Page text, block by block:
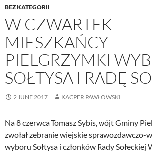
BEZ KATEGORII
W CZWARTEK
MIESZKAŃCY
PIELGRZYMKI
SOŁTYSA I RADĘ
2 JUNE 2017 KACPER PAWŁOWSKI
Na 8 czerwca Tomasz Sybis, wójt Gminy
zwołał zebranie wiejskie sprawozdawczo-
wyboru Sołtysa i członków Rady Sołeckiej